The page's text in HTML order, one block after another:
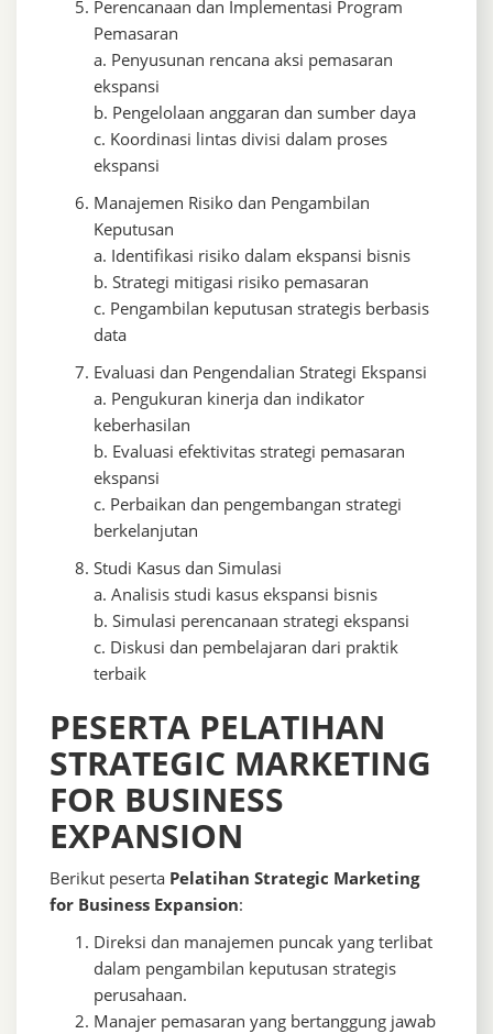
Perencanaan dan Implementasi Program
Pemasaran
a. Penyusunan rencana aksi pemasaran
ekspansi
b. Pengelolaan anggaran dan sumber daya
c. Koordinasi lintas divisi dalam proses
ekspansi
Manajemen Risiko dan Pengambilan
Keputusan
a. Identifikasi risiko dalam ekspansi bisnis
b. Strategi mitigasi risiko pemasaran
c. Pengambilan keputusan strategis berbasis
data
Evaluasi dan Pengendalian Strategi Ekspansi
a. Pengukuran kinerja dan indikator
keberhasilan
b. Evaluasi efektivitas strategi pemasaran
ekspansi
c. Perbaikan dan pengembangan strategi
berkelanjutan
Studi Kasus dan Simulasi
a. Analisis studi kasus ekspansi bisnis
b. Simulasi perencanaan strategi ekspansi
c. Diskusi dan pembelajaran dari praktik
terbaik
PESERTA PELATIHAN
STRATEGIC MARKETING
FOR BUSINESS
EXPANSION
Berikut peserta Pelatihan Strategic Marketing
for Business Expansion:
Direksi dan manajemen puncak yang terlibat
dalam pengambilan keputusan strategis
perusahaan.
Manajer pemasaran yang bertanggung jawab